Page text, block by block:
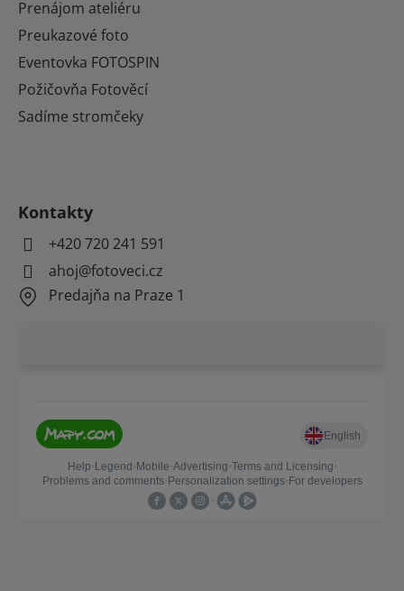
Prenájom ateliéru
Preukazové foto
Eventovka FOTOSPIN
Požičovňa Fotověcí
Sadíme stromčeky
Kontakty
+420 720 241 591
ahoj@fotoveci.cz
Predajňa na Praze 1